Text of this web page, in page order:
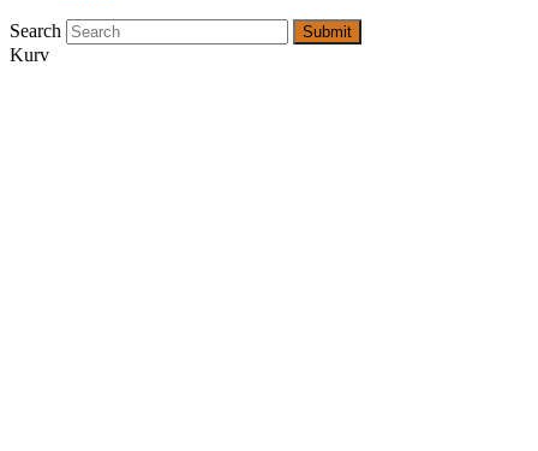
Search Submit
Kurv